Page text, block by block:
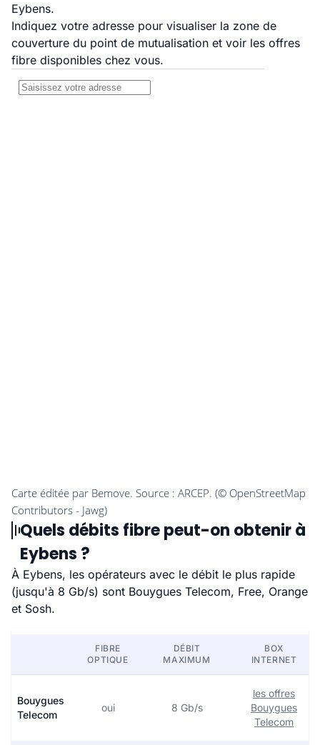
Eybens.
Indiquez votre adresse pour visualiser la zone de
couverture du point de mutualisation et voir les offres
fibre disponibles chez vous.
Quels débits fibre peut-on obtenir à
Eybens ?
À Eybens, les opérateurs avec le débit le plus rapide
(jusqu'à 8 Gb/s) sont Bouygues Telecom, Free, Orange
et Sosh.
FIBRE
OPTIQUE
DÉBIT
MAXIMUM
BOX
INTERNET
Bouygues
Telecom
oui 8 Gb/s
les offres
Bouygues
Telecom